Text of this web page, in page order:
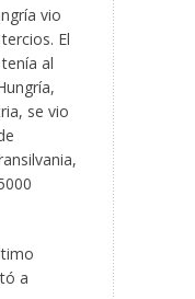
vio
El
al
se vio
a